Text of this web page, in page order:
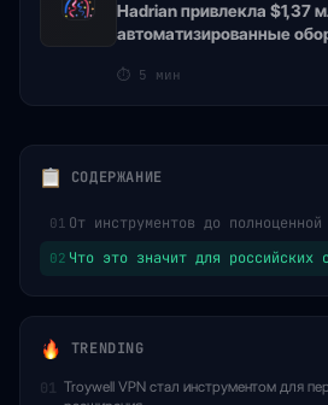
Hadrian привлекла $1,37
автоматизированные
⏱ 5 мин
СОДЕРЖАНИЕ
01 От инструментов до полноценной
02 Что это значит для российских
TRENDING
01 Troywell VPN стал инструментом для